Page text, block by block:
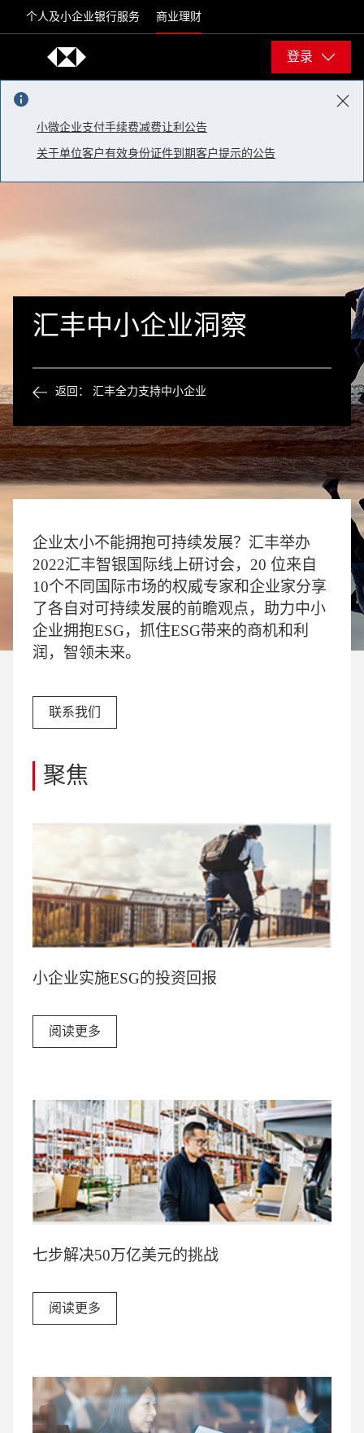
个人及小企业银行服务 商业理财
登录
小微企业支付手续费减费让利公告
关于单位客户有效身份证件到期客户提示的公告
汇丰中小企业洞察
返回： 汇丰全力支持中小企业
企业太小不能拥抱可持续发展？汇丰举办
2022汇丰智银国际线上研讨会，20 位来自
10个不同国际市场的权威专家和企业家分享
了各自对可持续发展的前瞻观点，助力中小
企业拥抱ESG，抓住ESG带来的商机和利
润，智领未来。
联系我们
聚焦
小企业实施ESG的投资回报
阅读更多
七步解决50万亿美元的挑战
阅读更多